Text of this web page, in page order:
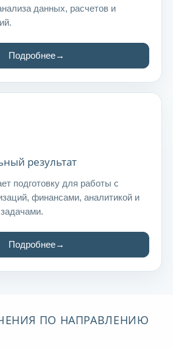
данных, расчетов и
Подробнее
результат
подготовку для работы с
финансами, аналитикой и
Подробнее
ПО НАПРАВЛЕНИЮ